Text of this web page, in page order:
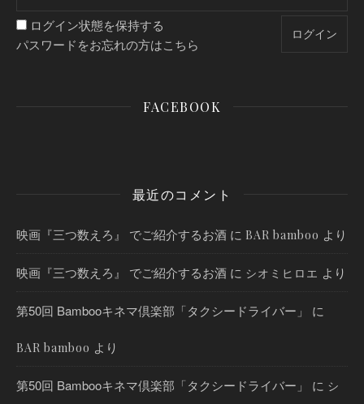
ログイン状態を保持する
パスワードをお忘れの方はこちら
FACEBOOK
最近のコメント
映画『三つ数えろ』 でご紹介するお酒 に BAR bamboo より
映画『三つ数えろ』 でご紹介するお酒 に シオミヒロエ より
第50回 Bambooキネマ倶楽部「タクシードライバー」 に
BAR bamboo より
第50回 Bambooキネマ倶楽部「タクシードライバー」 に シ